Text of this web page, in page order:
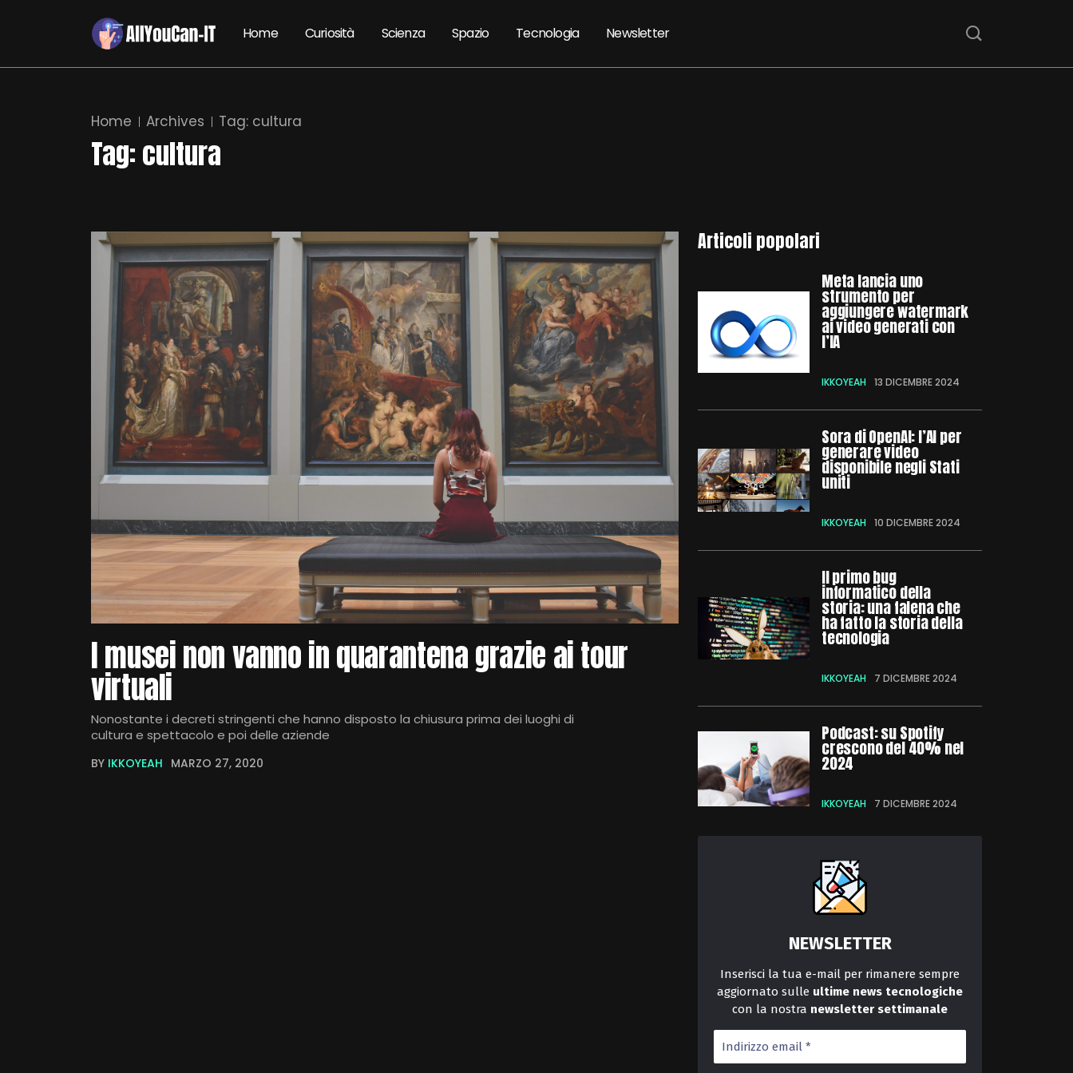
Home Curiosità Scienza Spazio Tecnologia Newsletter
Home Archives Tag: cultura
Tag:cultura
I musei non vanno in quarantena grazie ai tour
virtuali
Nonostante i decreti stringenti che hanno disposto la chiusura prima dei luoghi di
cultura e spettacolo e poi delle aziende
BY IKKOYEAH MARZO 27, 2020
Articoli popolari
Meta lancia uno
strumento per
aggiungere watermark
ai video generati con
l’IA
IKKOYEAH 13 DICEMBRE 2024
Sora di OpenAI: l’AI per
generare video
disponibile negli Stati
uniti
IKKOYEAH 10 DICEMBRE 2024
Il primo bug
informatico della
storia: una falena che
ha fatto la storia della
tecnologia
IKKOYEAH 7 DICEMBRE 2024
Podcast: su Spotify
crescono del 40% nel
2024
IKKOYEAH 7 DICEMBRE 2024
NEWSLETTER
Inserisci la tua e-mail per rimanere sempre
aggiornato sulle ultime news tecnologiche
con la nostra newsletter settimanale